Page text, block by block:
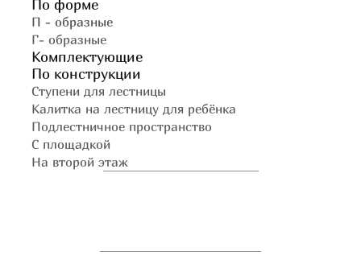
По форме
П - образные
Г- образные
Комплектующие
По конструкции
Ступени для лестницы
Калитка на лестницу для ребёнка
Подлестничное пространство
С площадкой
На второй этаж